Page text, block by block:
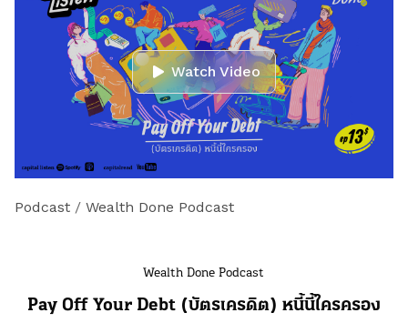
Watch Video
Podcast / Wealth Done Podcast
Wealth Done Podcast
Pay Off Your Debt (บัตรเครดิต) หนี้นี้ใครครอง